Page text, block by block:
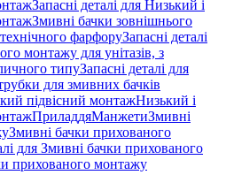
Запасні деталі для Низький і
Змивні бачки зовнішнього
фарфоруЗапасні деталі
монтажу для унітазів, з
типуЗапасні деталі для
для змивних бачків
підвісний монтажНизький і
ПриладдяМанжетиЗмивні
Змивні бачки прихованого
для Змивні бачки прихованого
прихованого монтажу